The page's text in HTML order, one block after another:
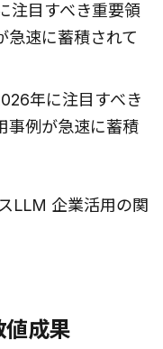
注目すべき重要領
急速に蓄積されて
年に注目すべき
事例が急速に蓄積
LLM 企業活用の関
値成果